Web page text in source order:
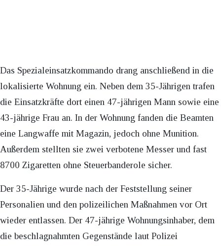
Das Spezialeinsatzkommando drang anschließend in die
lokalisierte Wohnung ein. Neben dem 35-Jährigen trafen
die Einsatzkräfte dort einen 47-jährigen Mann sowie eine
43-jährige Frau an. In der Wohnung fanden die Beamten
eine Langwaffe mit Magazin, jedoch ohne Munition.
Außerdem stellten sie zwei verbotene Messer und fast
8700 Zigaretten ohne Steuerbanderole sicher.
Der 35-Jährige wurde nach der Feststellung seiner
Personalien und den polizeilichen Maßnahmen vor Ort
wieder entlassen. Der 47-jährige Wohnungsinhaber, dem
die beschlagnahmten Gegenstände laut Polizei